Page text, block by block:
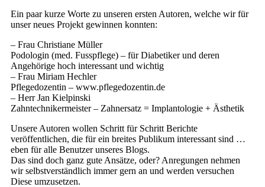
Ein paar kurze Worte zu unseren ersten Autoren, welche wir für
unser neues Projekt gewinnen konnten:
– Frau Christiane Müller
Podologin (med. Fusspflege) – für Diabetiker und deren
Angehörige hoch interessant und wichtig
– Frau Miriam Hechler
Pflegedozentin – www.pflegedozentin.de
– Herr Jan Kielpinski
Zahntechnikermeister – Zahnersatz = Implantologie + Ästhetik
Unsere Autoren wollen Schritt für Schritt Berichte
veröffentlichen, die für ein breites Publikum interessant sind …
eben für alle Benutzer unseres Blogs.
Das sind doch ganz gute Ansätze, oder? Anregungen nehmen
wir selbstverständlich immer gern an und werden versuchen
Diese umzusetzen.